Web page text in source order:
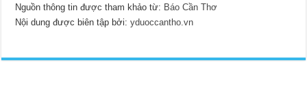
Nguồn thông tin được tham khảo từ: Báo Cần Thơ
Nội dung được biên tập bởi:yduoccantho.vn